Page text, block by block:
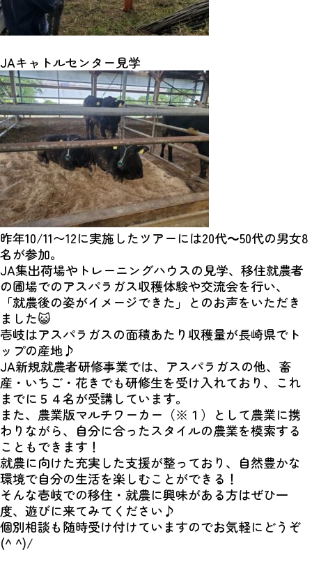
JAキャトルセンター見学
昨年10/11〜12に実施したツアーには20代～50代の男女8
名が参加。
JA集出荷場やトレーニングハウスの見学、移住就農者
の圃場でのアスパラガス収穫体験や交流会を行い、
「就農後の姿がイメージできた」とのお声をいただき
ました😺
壱岐はアスパラガスの面積あたり収穫量が長崎県でト
ップの産地♪
JA新規就農者研修事業では、アスパラガスの他、畜
産・いちご・花きでも研修生を受け入れており、これ
までに５４名が受講しています。
また、農業版マルチワーカー（※１）として農業に携
わりながら、自分に合ったスタイルの農業を模索する
こともできます！
就農に向けた充実した支援が整っており、自然豊かな
環境で自分の生活を楽しむことができる！
そんな壱岐での移住・就農に興味がある方はぜひ一
度、遊びに来てみてください♪
個別相談も随時受け付けていますのでお気軽にどうぞ
(^ ^)/